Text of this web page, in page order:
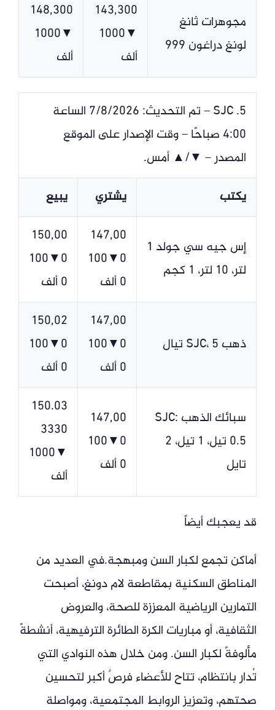
مجوهرات ثانغ
لونغ دراغون 999
143,300
▼1000
ألف
148,300
▼1000
ألف
5. SJC – تم التحديث: 7/8/2026 الساعة
4:00 صباحًا – وقت الإصدار على الموقع
المصدر – ▼/▲ أمس.
يكتب
يشتري يبيع
إس جيه سي جولد 1
لتر، 10 لتر، 1 كجم
147,00
0▼100
0 ألف
150,00
0▼100
0 ألف
ذهب SJC، 5 تيال
147,00
0▼100
0 ألف
150,02
0▼100
0 ألف
سبائك الذهب SJC:
0.5 تيل، 1 تيل، 2
تايل
147,00
0▼100
0 ألف
150.03
3330
▼1000
ألف
قد يعجبك أيضاً
أماكن تجمع لكبار السن ومبهجة.في العديد من
المناطق السكنية بمقاطعة لام دونغ، أصبحت
التمارين الرياضية المعززة للصحة، والعروض
الثقافية، أو مباريات الكرة الطائرة الترفيهية، أنشطةً
مألوفةً لكبار السن. ومن خلال هذه النوادي التي
تُدار بانتظام، تتاح للأعضاء فرصٌ أكبر لتحسين
صحتهم، وتعزيز الروابط المجتمعية، ومواصلة